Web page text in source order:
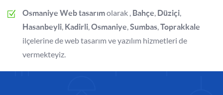
Osmaniye Web tasarımolarak , Bahçe, Düziçi,
Hasanbeyli, Kadirli,Osmaniye,Sumbas,Toprakkale
ilçelerine de web tasarım ve yazılım hizmetleri de
vermekteyiz.